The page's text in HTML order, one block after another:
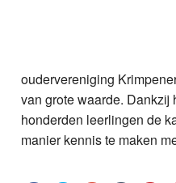
oudervereniging
van grote waarde.
honderden leerlingen de
manier kennis te maken